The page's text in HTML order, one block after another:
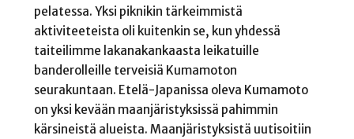
pelatessa. Yksi piknikin tärkeimmistä
aktiviteeteista oli kuitenkin se, kun yhdessä
taiteilimme lakanakankaasta leikatuille
banderolleille terveisiä Kumamoton
seurakuntaan. Etelä-Japanissa oleva Kumamoto
on yksi kevään maanjäristyksissä pahimmin
kärsineistä alueista. Maanjäristyksistä uutisoitiin